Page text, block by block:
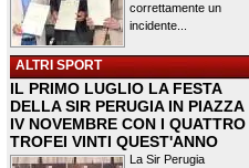
correttamente un
incidente...
ALTRI SPORT
IL PRIMO LUGLIO LA FESTA
DELLA SIR PERUGIA IN PIAZZA
IV NOVEMBRE CON I QUATTRO
TROFEI VINTI QUEST'ANNO
La Sir Perugia